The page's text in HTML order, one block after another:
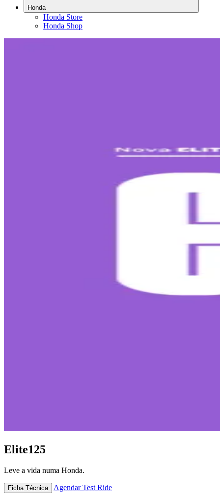
Honda
Honda Store
Honda Shop
Elite125
Leve a vida numa Honda.
Ficha Técnica Agendar Test Ride